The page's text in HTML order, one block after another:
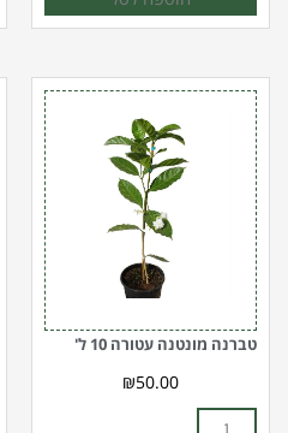
טברנה מונטנה עטורה 10 ל'
₪50.00
כמות
של
טברנה
מונטנה
עטורה
10
ל'